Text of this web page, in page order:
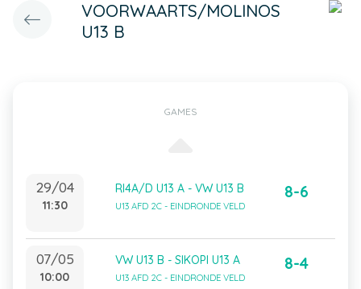
VOORWAARTS/MOLINOS
U13 B
GAMES
29/04
11:30
RI4A/D U13 A - VW U13 B
U13 AFD 2C - EINDRONDE VELD
8-6
07/05
10:00
VW U13 B - SIKOPI U13 A
U13 AFD 2C - EINDRONDE VELD
8-4